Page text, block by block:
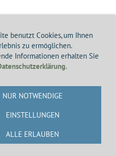
- 2000
LTU Flugzeuge der Jahre 1991 -
:
L1011 TriStar, McDonnell-
Boeing B767
- 2010
LTU Flugzeuge der Jahre 2001 -
:
benutzt Cookies, um Ihnen
zu ermöglichen.
Informationen erhalten Sie
NUR NOTWENDIGE
EINSTELLUNGEN
ALLE ERLAUBEN